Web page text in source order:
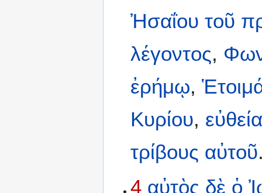
Ἠσαΐου τοῦ
λέγοντος,
ἐρήμῳ,
Κυρίου,
τρίβους αὐτοῦ
4 αὐτὸς δὲ ὁ